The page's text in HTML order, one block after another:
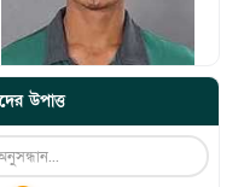
উপাত্ত